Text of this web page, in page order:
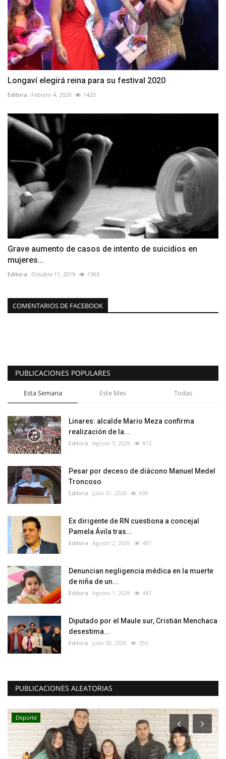
Longaví elegirá reina para su festival 2020
Editora Febrero 4, 2020 1420
Grave aumento de casos de intento de suicidios en
mujeres...
Editora Octubre 11, 2019 1363
COMENTARIOS DE FACEBOOK
PUBLICACIONES POPULARES
Esta Semana Este Mes Todas
Linares: alcalde Mario Meza confirma
realización de la...
Editora Agosto 5, 2026 813
Pesar por deceso de diácono Manuel Medel
Troncoso
Editora Julio 31, 2026 698
Ex dirigente de RN cuestiona a concejal
Pamela Ávila tras...
Editora Agosto 2, 2026 487
Denuncian negligencia médica en la muerte
de niña de un...
Editora Agosto 1, 2026 442
Diputado por el Maule sur, Cristián Menchaca
desestima...
Editora Julio 30, 2026 354
PUBLICACIONES ALEATORIAS
Deporte